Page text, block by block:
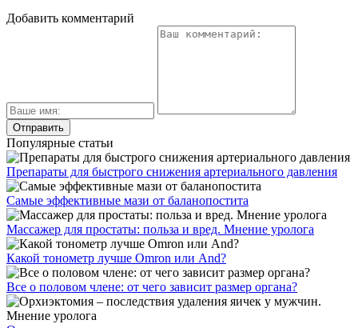
Добавить комментарий
Популярные статьи
Препараты для быстрого снижения артериального давления
Самые эффективные мази от баланопостита
Массажер для простаты: польза и вред. Мнение уролога
Какой тонометр лучше Omron или And?
Все о половом члене: от чего зависит размер органа?